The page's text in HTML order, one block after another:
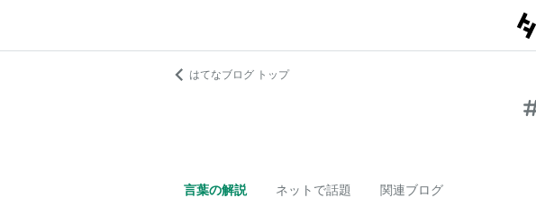
はてなブログ トップ
言葉の解説 ネットで話題 関連ブログ